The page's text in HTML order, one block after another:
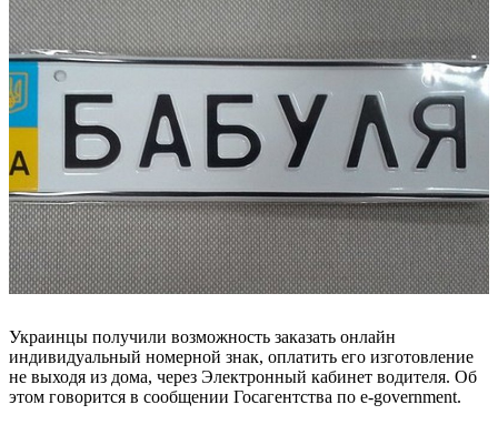
Украинцы получили возможность заказать онлайн
индивидуальный номерной знак, оплатить его изготовление
не выходя из дома, через Электронный кабинет водителя. Об
этом говорится в сообщении Госагентства по e-government.